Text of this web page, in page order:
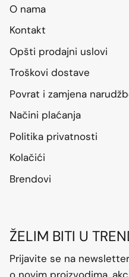
O nama
Kontakt
Opšti prodajni uslovi
Troškovi dostave
Povrat i zamjena
Načini plaćanja
Politika privatnosti
Kolačići
Brendovi
ŽELIM BITI U
Prijavite se na